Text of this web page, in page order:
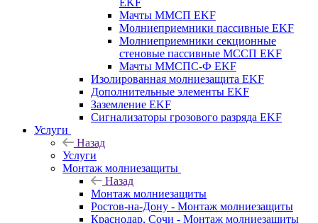
EKF
Мачты ММСП EKF
Молниеприемники пассивные EKF
Молниеприемники секционные
стеновые пассивные МССП EKF
Мачты ММСПС-Ф EKF
Изолированная молниезащита EKF
Дополнительные элементы EKF
Заземление EKF
Сигнализаторы грозового разряда EKF
Услуги
Назад
Услуги
Монтаж молниезащиты
Назад
Монтаж молниезащиты
Ростов-на-Дону - Монтаж молниезащиты
Краснодар, Сочи - Монтаж молниезащиты